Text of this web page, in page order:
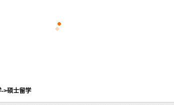
>硕士留学